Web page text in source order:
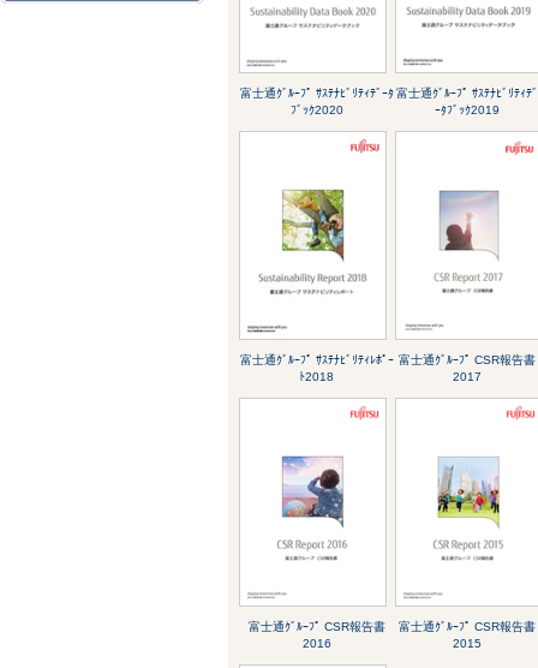
富士通ｸﾞﾙｰﾌﾟ ｻｽﾃﾅﾋﾞﾘﾃｨﾃﾞｰﾀ
ﾌﾞｯｸ2020
富士通ｸﾞﾙｰﾌﾟ ｻｽﾃﾅﾋﾞﾘﾃｨﾃﾞ
ｰﾀﾌﾞｯｸ2019
富士通ｸﾞﾙｰﾌﾟ ｻｽﾃﾅﾋﾞﾘﾃｨﾚﾎﾟｰ
ﾄ2018
富士通ｸﾞﾙｰﾌﾟ CSR報告書
2017
富士通ｸﾞﾙｰﾌﾟ CSR報告書
2016
富士通ｸﾞﾙｰﾌﾟ CSR報告書
2015